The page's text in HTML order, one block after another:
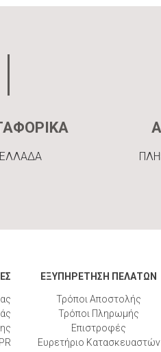
ΕΞΥΠΗΡΕΤΗΣΗ ΠΕΛΑΤΩΝ
Τρόποι Αποστολής
Τρόποι Πληρωμής
Επιστροφές
Ευρετήριο Κατασκευαστών